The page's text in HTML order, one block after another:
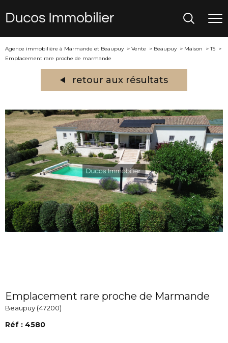
Agence immobilière à Marmande et Beaupuy Vente Beaupuy Maison
T5
Emplacement rare proche de marmande
retour aux résultats
Emplacement rare proche de Marmande
Beaupuy (47200)
Réf : 4580